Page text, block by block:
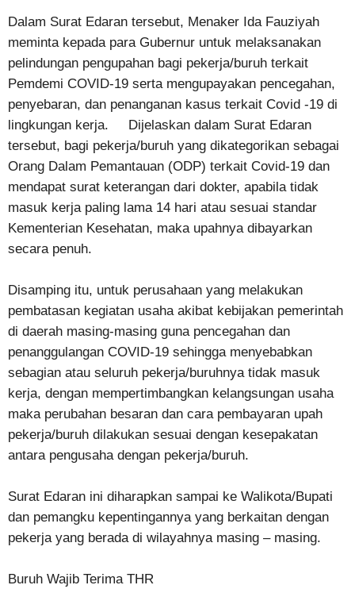
Dalam Surat Edaran tersebut, Menaker Ida Fauziyah
meminta kepada para Gubernur untuk melaksanakan
pelindungan pengupahan bagi pekerja/buruh terkait
Pemdemi COVID-19 serta mengupayakan pencegahan,
penyebaran, dan penanganan kasus terkait Covid -19 di
lingkungan kerja. Dijelaskan dalam Surat Edaran
tersebut, bagi pekerja/buruh yang dikategorikan sebagai
Orang Dalam Pemantauan (ODP) terkait Covid-19 dan
mendapat surat keterangan dari dokter, apabila tidak
masuk kerja paling lama 14 hari atau sesuai standar
Kementerian Kesehatan, maka upahnya dibayarkan
secara penuh.
Disamping itu, untuk perusahaan yang melakukan
pembatasan kegiatan usaha akibat kebijakan pemerintah
di daerah masing-masing guna pencegahan dan
penanggulangan COVID-19 sehingga menyebabkan
sebagian atau seluruh pekerja/buruhnya tidak masuk
kerja, dengan mempertimbangkan kelangsungan usaha
maka perubahan besaran dan cara pembayaran upah
pekerja/buruh dilakukan sesuai dengan kesepakatan
antara pengusaha dengan pekerja/buruh.
Surat Edaran ini diharapkan sampai ke Walikota/Bupati
dan pemangku kepentingannya yang berkaitan dengan
pekerja yang berada di wilayahnya masing – masing.
Buruh Wajib Terima THR